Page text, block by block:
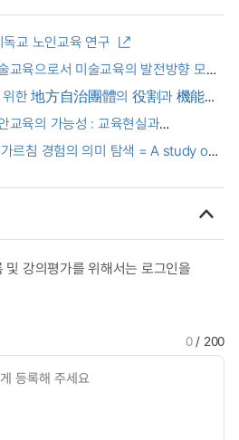
교 노인교육 연구
교육으로서 미술교육의 발전방향 모색
Study on the Development
as a Culture and Arts Education
한 地方自治團體의 役割과 機能에
for the realization of lifelong
교육의 가능성 : 교육현실과
lifelong learning society : Focusing
르침 경험의 의미 탐색 = A study on
및 강의평가를 위해서는 로그인을
0/ 200